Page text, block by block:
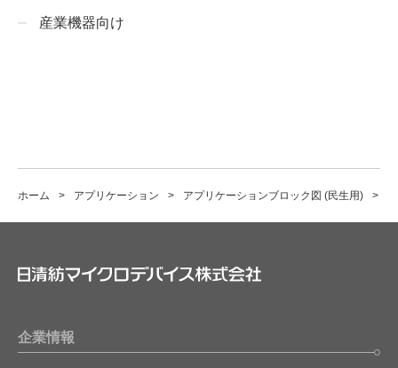
産業機器向け
ホーム アプリケーション アプリケーションブロック図 (民生用)
企業情報